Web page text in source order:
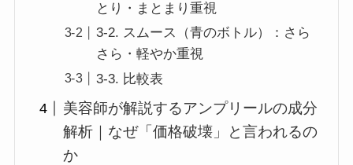
とり・まとまり重視
3-2. スムース（青のボトル）：さら
さら・軽やか重視
3-3. 比較表
美容師が解説するアンプリールの成分
解析｜なぜ「価格破壊」と言われるの
か